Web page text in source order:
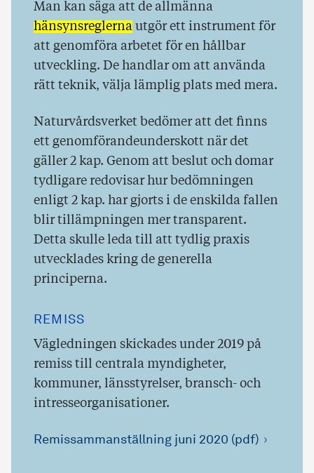
Man kan säga att de allmänna
hänsynsreglerna utgör ett instrument för
att genomföra arbetet för en hållbar
utveckling. De handlar om att använda
rätt teknik, välja lämplig plats med mera.
Naturvårdsverket bedömer att det finns
ett genomförandeunderskott när det
gäller 2 kap. Genom att beslut och domar
tydligare redovisar hur bedömningen
enligt 2 kap. har gjorts i de enskilda fallen
blir tillämpningen mer transparent.
Detta skulle leda till att tydlig praxis
utvecklades kring de generella
principerna.
REMISS
Vägledningen skickades under 2019 på
remiss till centrala myndigheter,
kommuner, länsstyrelser, bransch- och
intresseorganisationer.
Remissammanställning juni 2020 (pdf)